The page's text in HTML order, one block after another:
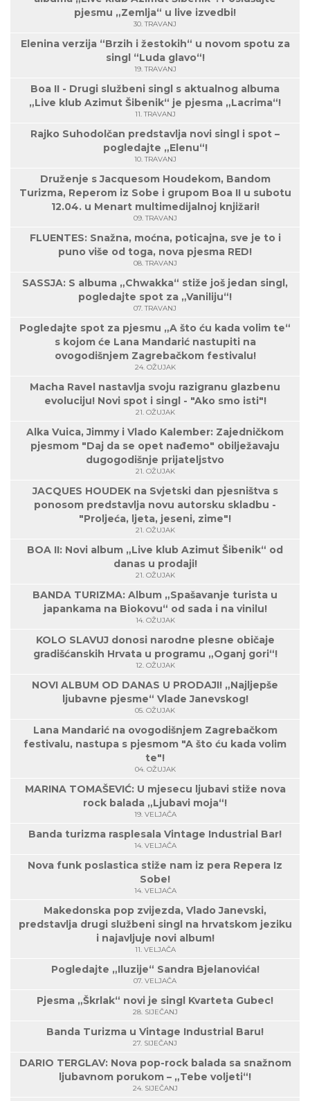
pjesmu „Zemlja“ u live izvedbi!
30. TRAVANJ
Elenina verzija “Brzih i žestokih“ u novom spotu za
singl “Luda glavo“!
19. TRAVANJ
Boa II - Drugi službeni singl s aktualnog albuma
„Live klub Azimut Šibenik“ je pjesma „Lacrima“!
11. TRAVANJ
Rajko Suhodolčan predstavlja novi singl i spot –
pogledajte „Elenu“!
10. TRAVANJ
Druženje s Jacquesom Houdekom, Bandom
Turizma, Reperom iz Sobe i grupom Boa II u subotu
12.04. u Menart multimedijalnoj knjižari!
09. TRAVANJ
FLUENTES: Snažna, moćna, poticajna, sve je to i
puno više od toga, nova pjesma RED!
08. TRAVANJ
SASSJA: S albuma „Chwakka“ stiže još jedan singl,
pogledajte spot za „Vaniliju“!
07. TRAVANJ
Pogledajte spot za pjesmu „A što ću kada volim te“
s kojom će Lana Mandarić nastupiti na
ovogodišnjem Zagrebačkom festivalu!
24. OŽUJAK
Macha Ravel nastavlja svoju razigranu glazbenu
evoluciju! Novi spot i singl - "Ako smo isti"!
21. OŽUJAK
Alka Vuica, Jimmy i Vlado Kalember: Zajedničkom
pjesmom "Daj da se opet nađemo" obilježavaju
dugogodišnje prijateljstvo
21. OŽUJAK
JACQUES HOUDEK na Svjetski dan pjesništva s
ponosom predstavlja novu autorsku skladbu -
"Proljeća, ljeta, jeseni, zime"!
21. OŽUJAK
BOA II: Novi album „Live klub Azimut Šibenik“ od
danas u prodaji!
21. OŽUJAK
BANDA TURIZMA: Album „Spašavanje turista u
japankama na Biokovu“ od sada i na vinilu!
14. OŽUJAK
KOLO SLAVUJ donosi narodne plesne običaje
gradišćanskih Hrvata u programu „Oganj gori“!
12. OŽUJAK
NOVI ALBUM OD DANAS U PRODAJI! „Najljepše
ljubavne pjesme“ Vlade Janevskog!
05. OŽUJAK
Lana Mandarić na ovogodišnjem Zagrebačkom
festivalu, nastupa s pjesmom "A što ću kada volim
te"!
04. OŽUJAK
MARINA TOMAŠEVIĆ: U mjesecu ljubavi stiže nova
rock balada „Ljubavi moja“!
19. VELJAČA
Banda turizma rasplesala Vintage Industrial Bar!
14. VELJAČA
Nova funk poslastica stiže nam iz pera Repera Iz
Sobe!
14. VELJAČA
Makedonska pop zvijezda, Vlado Janevski,
predstavlja drugi službeni singl na hrvatskom jeziku
i najavljuje novi album!
11. VELJAČA
Pogledajte „Iluzije“ Sandra Bjelanovića!
07. VELJAČA
Pjesma „Škrlak“ novi je singl Kvarteta Gubec!
28. SIJEČANJ
Banda Turizma u Vintage Industrial Baru!
27. SIJEČANJ
DARIO TERGLAV: Nova pop-rock balada sa snažnom
ljubavnom porukom – „Tebe voljeti“!
24. SIJEČANJ